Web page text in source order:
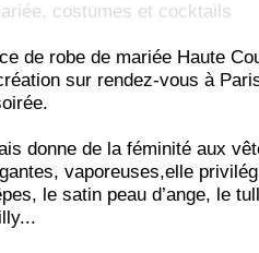
costumes et cocktails
de robe de mariée Haute
sur rendez-vous à
donne de la féminité aux
vaporeuses,elle
le satin peau d’ange, le